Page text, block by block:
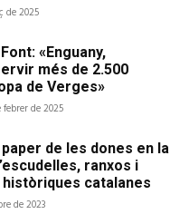
de 2025
«Enguany,
més de 2.500
de Verges»
febrer de 2025
de les dones en la
ranxos i
catalanes
de 2023